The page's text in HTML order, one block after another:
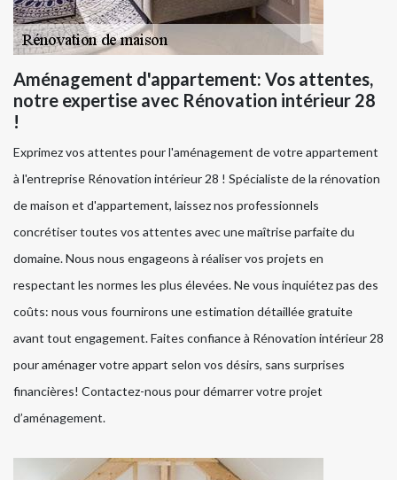
Aménagement d'appartement: Vos attentes,
notre expertise avec Rénovation intérieur 28
!
Exprimez vos attentes pour l'aménagement de votre appartement
à l'entreprise Rénovation intérieur 28 ! Spécialiste de la rénovation
de maison et d'appartement, laissez nos professionnels
concrétiser toutes vos attentes avec une maîtrise parfaite du
domaine. Nous nous engageons à réaliser vos projets en
respectant les normes les plus élevées. Ne vous inquiétez pas des
coûts: nous vous fournirons une estimation détaillée gratuite
avant tout engagement. Faites confiance à Rénovation intérieur 28
pour aménager votre appart selon vos désirs, sans surprises
financières! Contactez-nous pour démarrer votre projet
d’aménagement.